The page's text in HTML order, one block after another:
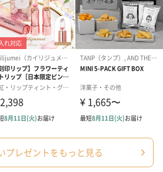
してお届けします。
などのシーンにおすすめです。
テディベア（バニラ）
（1,760円）
テディベア（
ル）（1,760
プレゼントをもっと見る